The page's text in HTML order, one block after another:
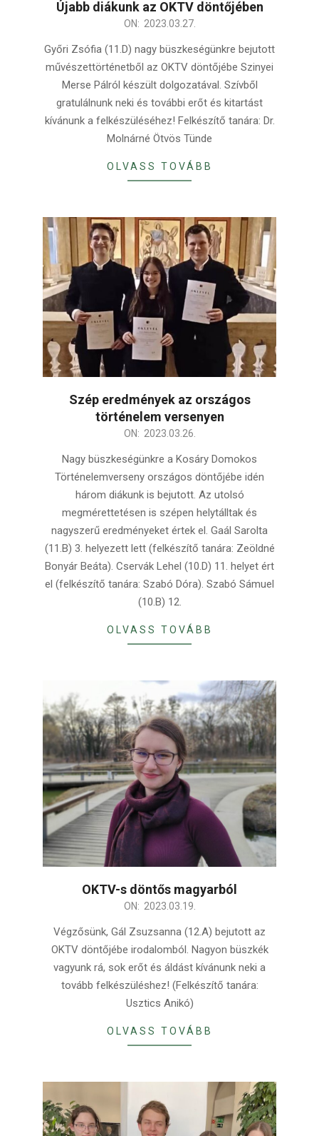
Újabb diákunk az OKTV döntőjében
27
ON: 2023.03.27.
Győri Zsófia (11.D) nagy büszkeségünkre bejutott
művészettörténetből az OKTV döntőjébe Szinyei
Merse Pálról készült dolgozatával. Szívből
gratulálnunk neki és további erőt és kitartást
kívánunk a felkészüléséhez! Felkészítő tanára: Dr.
Molnárné Ötvös Tünde
OLVASS TOVÁBB
Szép eredmények az országos
történelem versenyen
ON: 2023.03.26.
Nagy büszkeségünkre a Kosáry Domokos
Történelemverseny országos döntőjébe idén
három diákunk is bejutott. Az utolsó
megmérettetésen is szépen helytálltak és
nagyszerű eredményeket értek el. Gaál Sarolta
(11.B) 3. helyezett lett (felkészítő tanára: Zeöldné
Bonyár Beáta). Cservák Lehel (10.D) 11. helyet ért
el (felkészítő tanára: Szabó Dóra). Szabó Sámuel
(10.B) 12.
OLVASS TOVÁBB
OKTV-s döntős magyarból
ON: 2023.03.19.
Végzősünk, Gál Zsuzsanna (12.A) bejutott az
OKTV döntőjébe irodalomból. Nagyon büszkék
vagyunk rá, sok erőt és áldást kívánunk neki a
tovább felkészüléshez! (Felkészítő tanára:
Usztics Anikó)
OLVASS TOVÁBB